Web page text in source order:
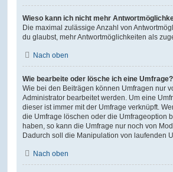
Wieso kann ich nicht mehr
Die maximal zulässige Anzahl von
du glaubst, mehr Antwortmöglichkeiten als
Nach oben
Wie bearbeite oder lösche ich eine Umfrage?
Wie bei den Beiträgen können Umfragen nur
Administrator bearbeitet werden. Um eine
dieser ist immer mit der Umfrage verknüpft.
die Umfrage löschen oder die Umfrageoption
haben, so kann die Umfrage nur noch von
Dadurch soll die Manipulation von laufenden
Nach oben